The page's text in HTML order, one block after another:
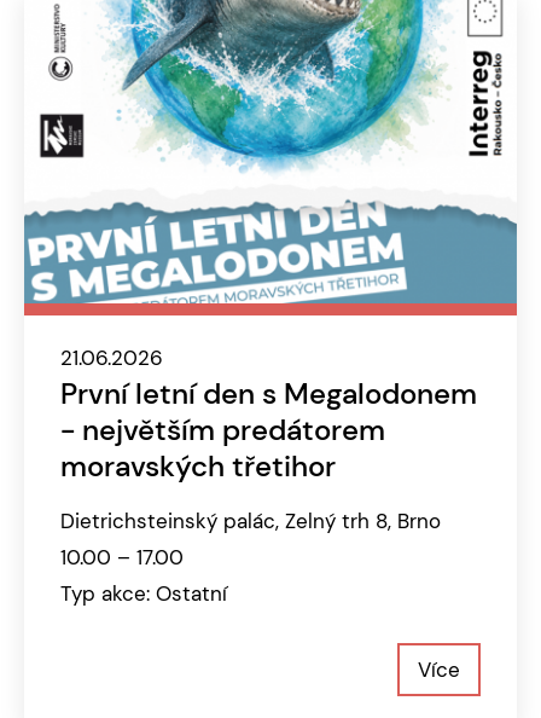
21.06.2026
První letní den s Megalodonem
- největším predátorem
moravských třetihor
Dietrichsteinský palác, Zelný trh 8, Brno
10.00 – 17.00
Typ akce: Ostatní
Více